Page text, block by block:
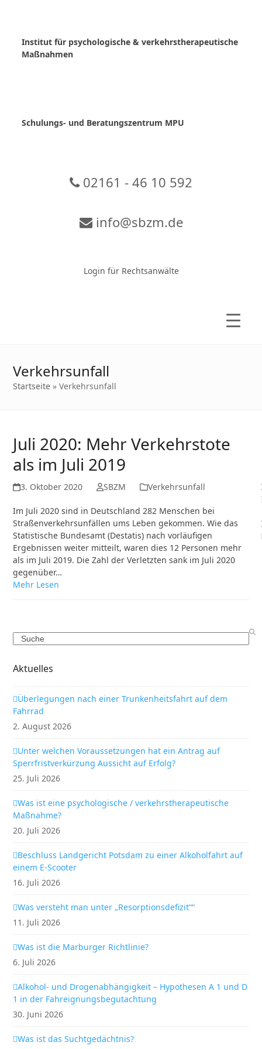
Institut für psychologische & verkehrstherapeutische
Maßnahmen
Schulungs- und Beratungszentrum MPU
02161 - 46 10 592
info@sbzm.de
Login für Rechtsanwälte
Verkehrsunfall
Startseite »Verkehrsunfall
Juli 2020: Mehr Verkehrstote
als im Juli 2019
3. Oktober 2020 SBZM Verkehrsunfall
Im Juli 2020 sind in Deutschland 282 Menschen bei
Straßenverkehrsunfällen ums Leben gekommen. Wie das
Statistische Bundesamt (Destatis) nach vorläufigen
Ergebnissen weiter mitteilt, waren dies 12 Personen mehr
als im Juli 2019. Die Zahl der Verletzten sank im Juli 2020
gegenüber…
Mehr Lesen
Search
Aktuelles
Überlegungen nach einer Trunkenheitsfahrt auf dem
Fahrrad
2. August 2026
Unter welchen Voraussetzungen hat ein Antrag auf
Sperrfristverkürzung Aussicht auf Erfolg?
25. Juli 2026
Was ist eine psychologische / verkehrstherapeutische
Maßnahme?
20. Juli 2026
Beschluss Landgericht Potsdam zu einer Alkoholfahrt auf
einem E-Scooter
16. Juli 2026
Was versteht man unter „Resorptionsdefizit““
11. Juli 2026
Was ist die Marburger Richtlinie?
6. Juli 2026
Alkohol- und Drogenabhängigkeit – Hypothesen A 1 und D
1 in der Fahreignungsbegutachtung
30. Juni 2026
Was ist das Suchtgedächtnis?